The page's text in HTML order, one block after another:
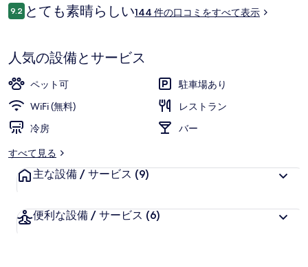
マ
コ
レ
ク
シ
ョ
金
は
す
口
コ
9.210段階中9.2
とても素晴らしい144 件の口コミをすべて表示
人気の設備とサービス
ペット可
駐車場あり
WiFi (無料)
レストラン
冷房
バー
すべて見る
主な設備 / サービス (9)
便利な設備 / サービス (6)